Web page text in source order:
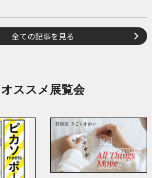
全ての記事を見る
オススメ展覧会